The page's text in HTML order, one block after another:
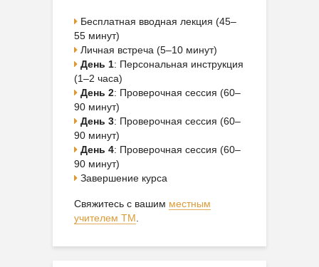
Бесплатная вводная лекция (45–
55 минут)
Личная встреча (5–10 минут)
День 1: Персональная инструкция
(1–2 часа)
День 2: Проверочная сессия (60–
90 минут)
День 3: Проверочная сессия (60–
90 минут)
День 4: Проверочная сессия (60–
90 минут)
Завершение курса
Свяжитесь с вашим местным
учителем ТМ